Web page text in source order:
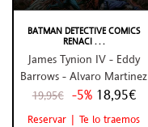
BATMAN DETECTIVE COMICS
RENACI . . .
James Tynion IV - Eddy
Barrows - Alvaro Martinez
19,95€ -5% 18,95€
Reservar | Te lo traemos